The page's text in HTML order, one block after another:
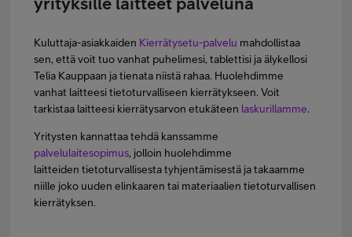
Kuluttaja-asiakkaiden Kierrätysetu-palvelu mahdollistaa
sen, että voit tuo vanhat puhelimesi, tablettisi ja älykellosi
Telia Kauppaan ja tienata niistä rahaa. Huolehdimme
vanhat laitteesi tietoturvalliseen kierrätykseen. Voit
tarkistaa laitteesi kierrätysarvon etukäteen laskurillamme.
Yritysten kannattaa tehdä kanssamme
palvelulaitesopimus, jolloin huolehdimme
laitteiden tietoturvallisesta tyhjentämisestä ja takaamme
niille joko uuden elinkaaren tai materiaalien tietoturvallisen
kierrätyksen.